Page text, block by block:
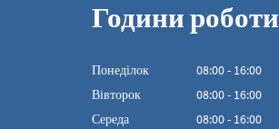
Години роботи
Понеділок 08:00- 16:00
З 08:00 до 16:00
Вівторок 08:00- 16:00
З 08:00 до 16:00
Середа 08:00- 16:00